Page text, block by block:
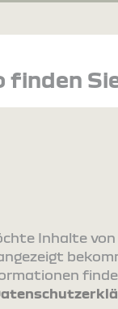
finden
Inhalte von